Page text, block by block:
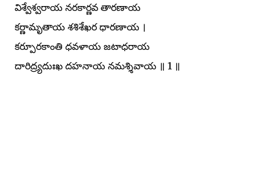
విశ్వేశ్వరాయ నరకార్ణవ తారణాయ
కర్ణామృతాయ శశిశేఖర ధారణాయ ।
కర్పూరకాంతి ధవళాయ జటాధరాయ
దారిద్ర్యదుఃఖ దహనాయ నమశ్శివాయ ॥ 1 ॥